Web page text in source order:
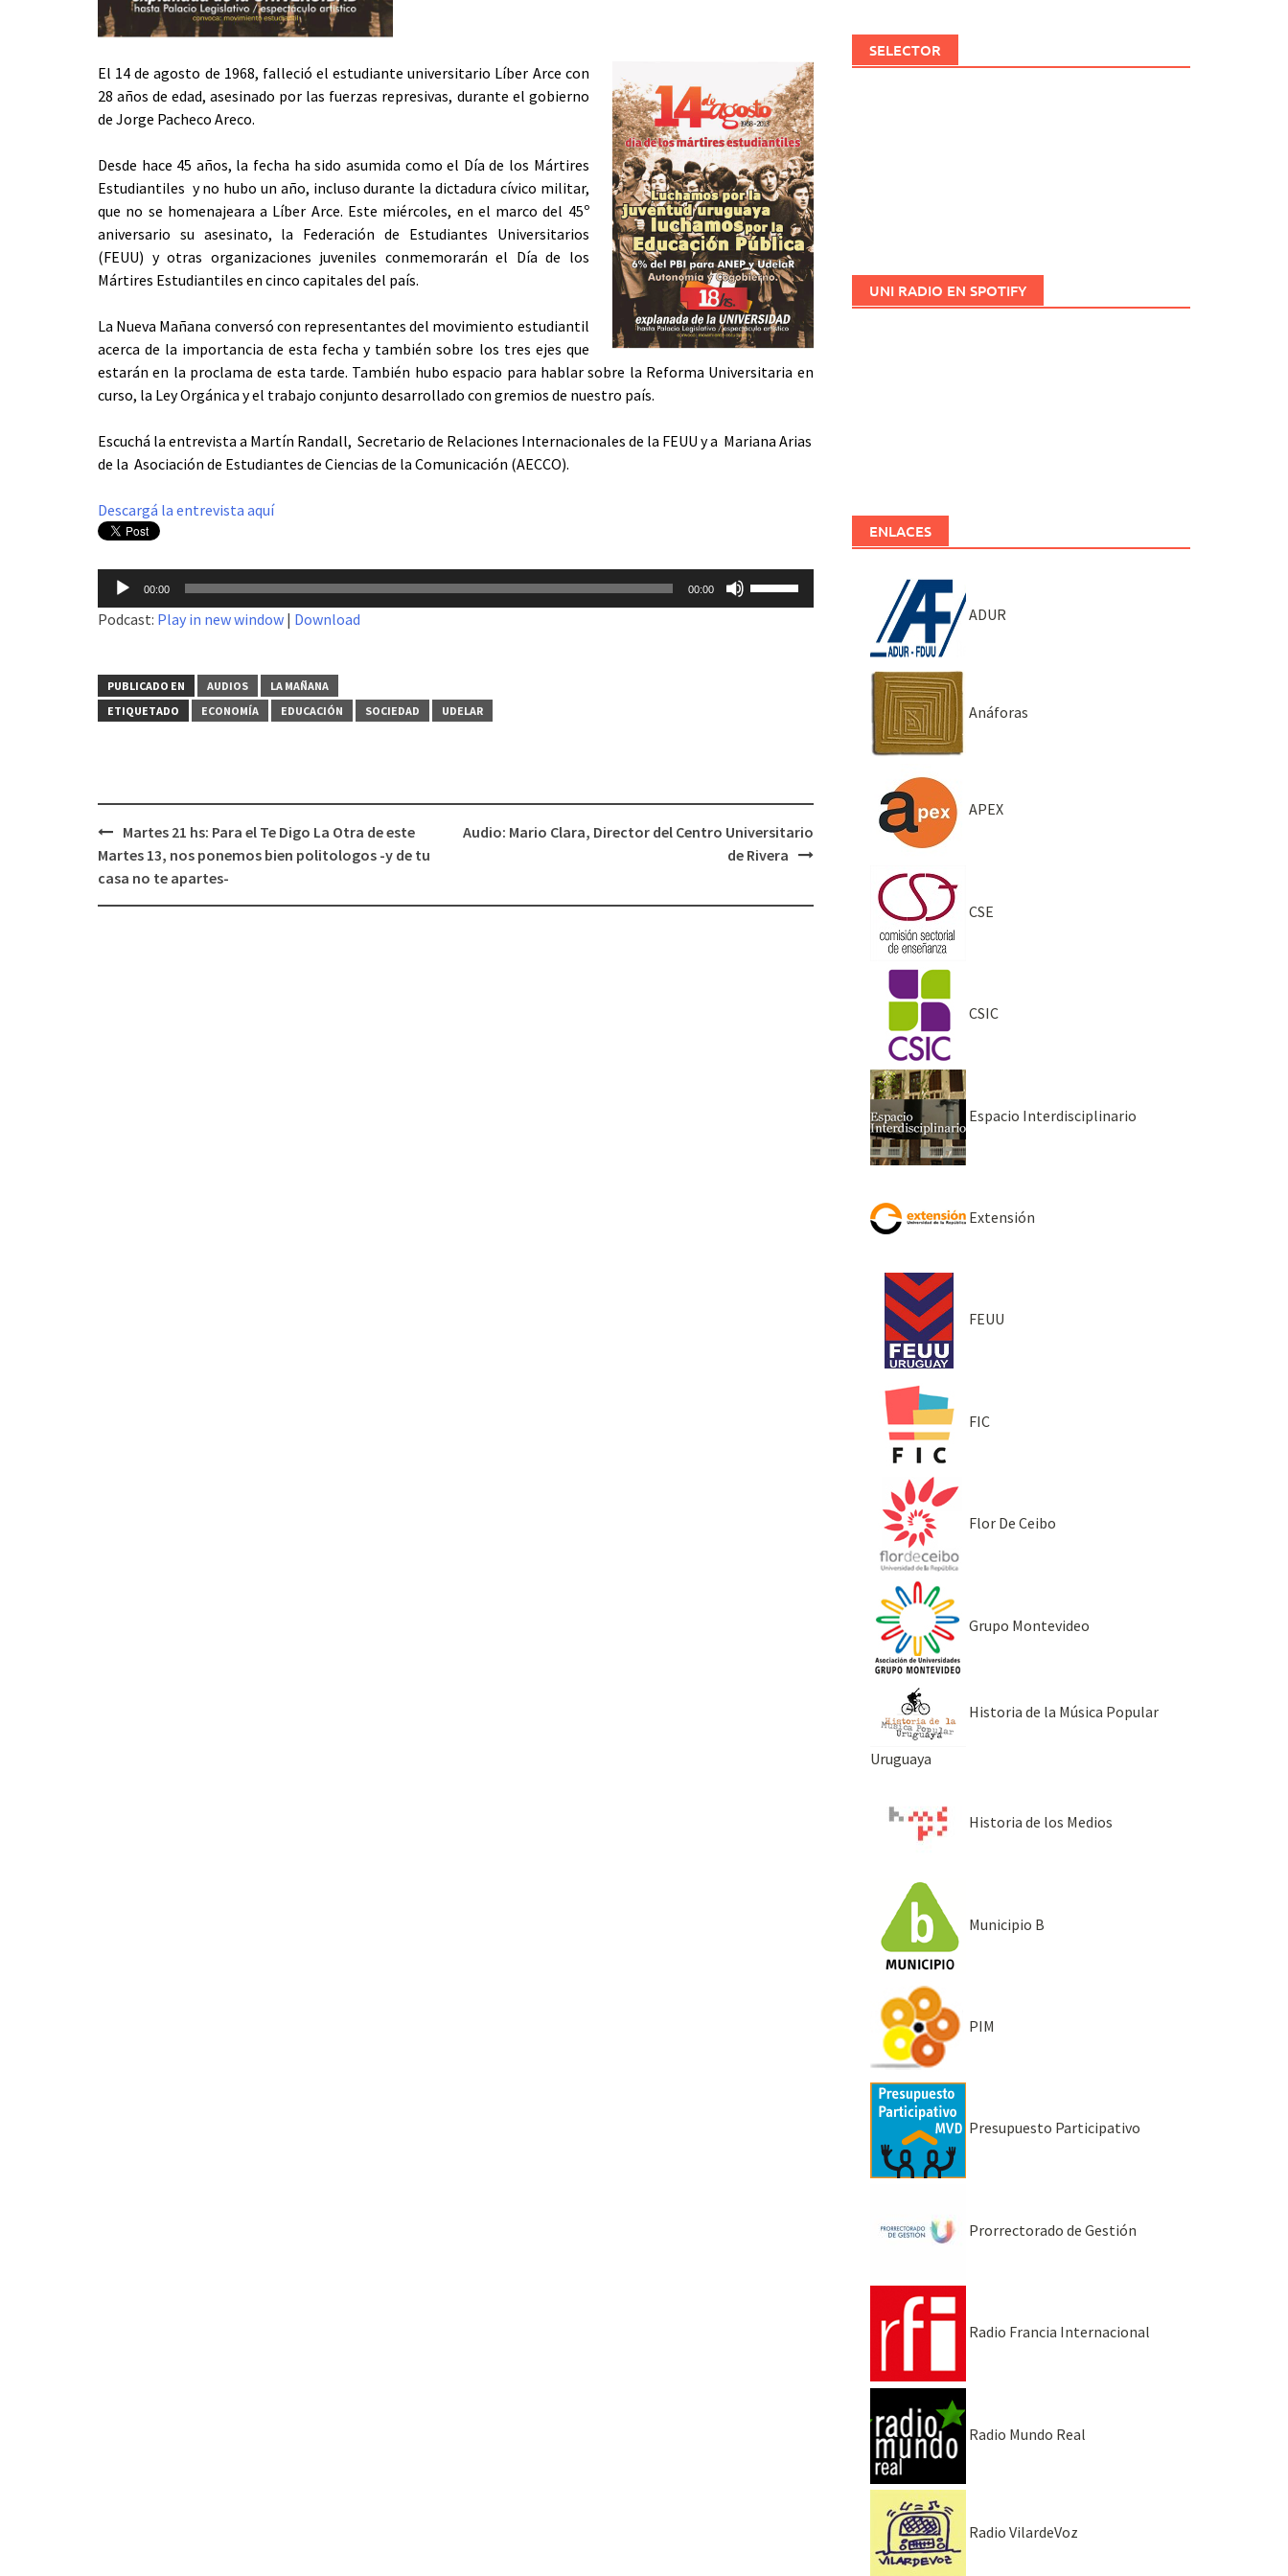
El 14 de agosto de 1968, falleció el estudiante universitario Líber Arce con
28 años de edad, asesinado por las fuerzas represivas, durante el gobierno
de Jorge Pacheco Areco.
Desde hace 45 años, la fecha ha sido asumida como el Día de los Mártires
Estudiantiles y no hubo un año, incluso durante la dictadura cívico militar,
que no se homenajeara a Líber Arce. Este miércoles, en el marco del 45º
aniversario su asesinato, la Federación de Estudiantes Universitarios
(FEUU) y otras organizaciones juveniles conmemorarán el Día de los
Mártires Estudiantiles en cinco capitales del país.
La Nueva Mañana conversó con representantes del movimiento estudiantil
acerca de la importancia de esta fecha y también sobre los tres ejes que
estarán en la proclama de esta tarde. También hubo espacio para hablar sobre la Reforma Universitaria en
curso, la Ley Orgánica y el trabajo conjunto desarrollado con gremios de nuestro país.
Escuchá la entrevista a Martín Randall, Secretario de Relaciones Internacionales de la FEUU y a Mariana Arias
de la Asociación de Estudiantes de Ciencias de la Comunicación (AECCO).
Descargá la entrevista aquí
Reproductor
audio
00:00 00:00
el
volumen.
Podcast: Play in new window | Download
PUBLICADO EN AUDIOS
LA MAÑANA
ETIQUETADO
ECONOMÍA EDUCACIÓN SOCIEDAD UDELAR
Navegación
de
Martes 21 hs: Para el Te Digo La Otra de este
Martes 13, nos ponemos bien politologos -y de tu
casa no te apartes-
Audio: Mario Clara, Director del Centro Universitario
de Rivera
SELECTOR
UNI RADIO EN SPOTIFY
ENLACES
ADUR
Anáforas
APEX
CSE
CSIC
Espacio Interdisciplinario
Extensión
FEUU
FIC
Flor De Ceibo
Grupo Montevideo
Historia de la Música Popular
Uruguaya
Historia de los Medios
Municipio B
PIM
Presupuesto Participativo
Prorrectorado de Gestión
Radio Francia Internacional
Radio Mundo Real
Radio VilardeVoz